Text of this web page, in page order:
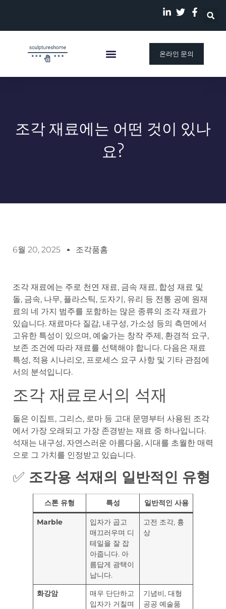
온라인 문의
조각 재료에는 어떤 것이 있나
요?
6월 20, 2025 조각품홈
조각 재료에는 주로 천연 재료, 금속 재료, 합성 재료 및
돌, 금속, 나무, 플라스틱, 도자기, 유리 등 전통 공예 원재
료의 네 가지 범주를 포함하는 많은 종류의 조각 재료가
있습니다. 재료마다 질감, 내구성, 가소성 등의 측면에서
고유한 특성이 있으며, 예술가는 창작 주제, 환경적 요구,
보존 조건에 따라 재료를 선택해야 합니다. 다음은 재료
특성, 적용 시나리오, 프로세스 요구 사항 및 기타 관점에
서의 분석입니다.
조각 재료로서의 석재
돌은 이집트, 그리스, 로마 등 고대 문명부터 사용된 조각
에서 가장 오래되고 가장 존경받는 재료 중 하나입니다.
석재는 내구성, 자연스러운 아름다움, 시대를 초월한 매력
으로 그 가치를 인정받고 있습니다.
✅ 조각용 석재의 일반적인 유형
스톤 유형 특성 일반적인 사용
Marble
입자가 곱고
매끄러우며 디
테일을 잘 잡
아줍니다. 아
름답게 광택이
납니다.
고전 조각, 흉
상
화강암
매우 단단하고
입자가 거칠며
기념비, 대형
공공 예술품